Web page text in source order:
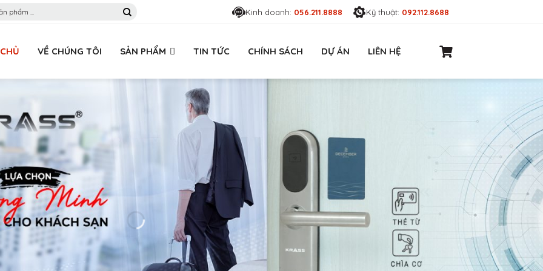
Kinh doanh: 056.211.8888 Kỹ thuật: 092.112.8688
VỀ CHÚNG TÔI SẢN PHẨM TIN TỨC CHÍNH SÁCH DỰ ÁN LIÊN HỆ